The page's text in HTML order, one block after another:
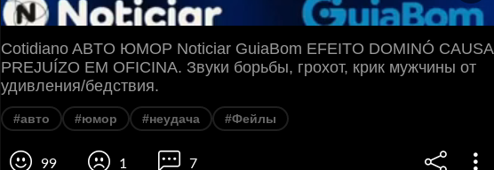
Cotidiano ABTO ЮМОР Noticiar GuiaBom EFEITO DOMINÓ CAUSA
PREJUÍZO EM OFICINA. Звуки борьбы, грохот, крик мужчины от
удивления/бедствия.
#авто #юмор #неудача #Фейлы
99 1 7